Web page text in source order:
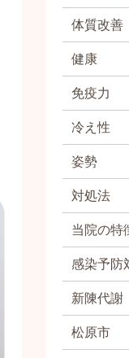
体質改善
健康
免疫力
冷え性
姿勢
対処法
当院の特
感染予防
新陳代謝
松原市